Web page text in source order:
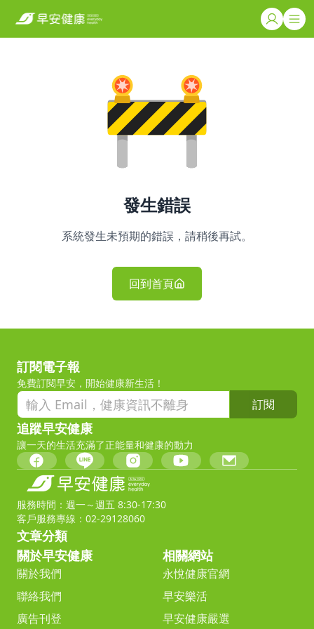
發生錯誤
系統發生未預期的錯誤，請稍後再試。
回到首頁
訂閱電子報
免費訂閱早安，開始健康新生活！
訂閱
追蹤早安健康
讓一天的生活充滿了正能量和健康的動力
服務時間：週一～週五 8:30-17:30
客戶服務專線：02-29128060
文章分類
關於早安健康
關於我們
聯絡我們
廣告刊登
相關網站
永悅健康官網
早安樂活
早安健康嚴選